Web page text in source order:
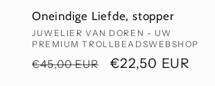
Oneindige Liefde, stopper
Verkoper:
JUWELIER VAN DOREN - UW
PREMIUM TROLLBEADSWEBSHOP
Normale
€45,00 EUR €22,50 EUR